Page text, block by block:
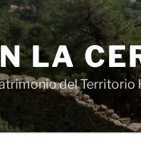
LA
del Territorio